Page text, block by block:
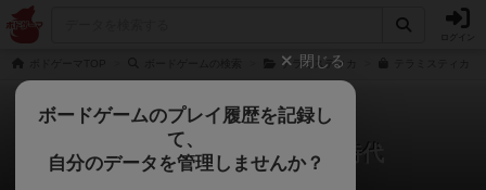
テラミスティカ
テラミスティカ：革新の時代
次のおすすめボードゲーム
閉じる
ボードゲームのプレイ履歴を記録し
て、
自分のデータを管理しませんか？